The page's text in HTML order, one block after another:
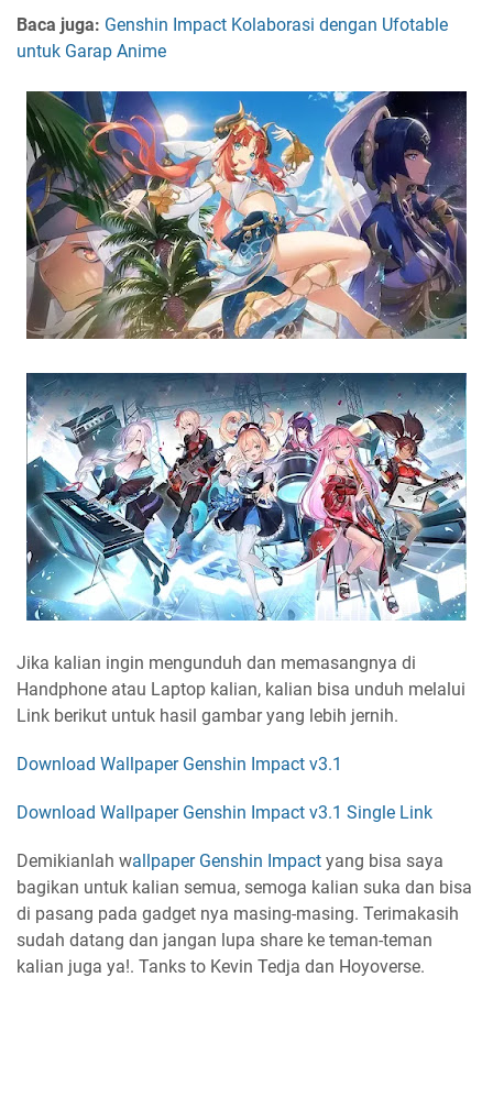
Baca juga: Genshin Impact Kolaborasi dengan Ufotable
untuk Garap Anime
Jika kalian ingin mengunduh dan memasangnya di
Handphone atau Laptop kalian, kalian bisa unduh melalui
Link berikut untuk hasil gambar yang lebih jernih.
Download Wallpaper Genshin Impact v3.1
Download Wallpaper Genshin Impact v3.1 Single Link
Demikianlah wallpaper Genshin Impact yang bisa saya
bagikan untuk kalian semua, semoga kalian suka dan bisa
di pasang pada gadget nya masing-masing. Terimakasih
sudah datang dan jangan lupa share ke teman-teman
kalian juga ya!. Tanks to Kevin Tedja dan Hoyoverse.